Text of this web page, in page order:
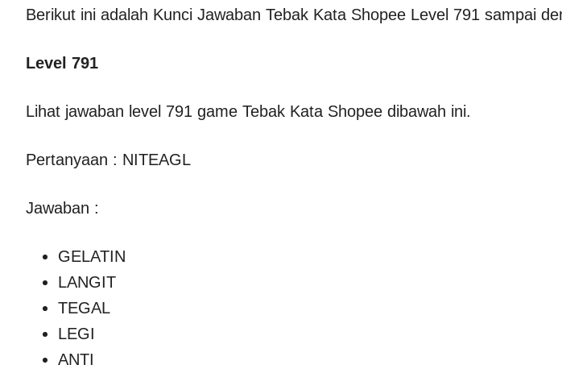
Berikut ini adalah Kunci Jawaban Tebak Kata Shopee Level 791 sampai
Level 791
Lihat jawaban level 791 game Tebak Kata Shopee dibawah ini.
Pertanyaan : NITEAGL
Jawaban :
GELATIN
LANGIT
TEGAL
LEGI
ANTI